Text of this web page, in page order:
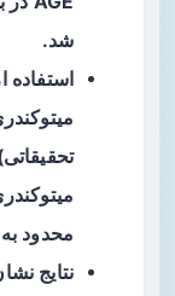
شد.
استفاده
محدود
نتایج